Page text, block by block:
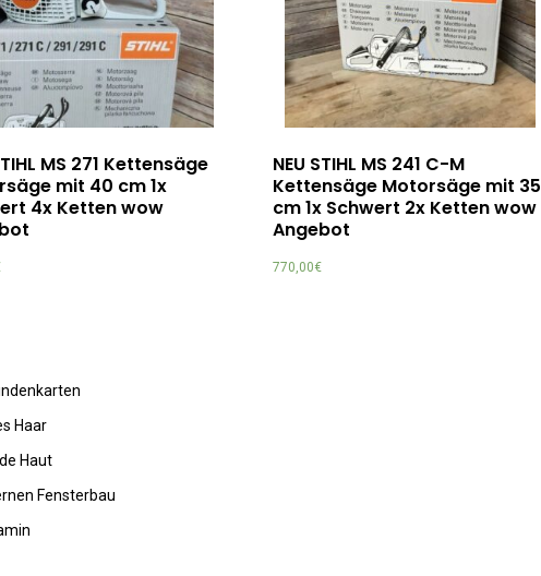
MS 271 Kettensäge
mit 40 cm 1x
4x Ketten wow
NEU STIHL MS 241 C-M
Kettensäge Motorsäge mit 35
cm 1x Schwert 2x Ketten wow
Angebot
770,00€
Haar
Haut
Fensterbau